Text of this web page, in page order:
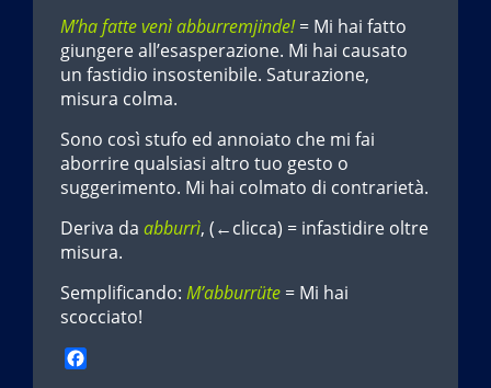
M’ha fatte venì abburremjinde!= Mi hai fatto
giungere all’esasperazione. Mi hai causato
un fastidio insostenibile. Saturazione,
misura colma.
Sono così stufo ed annoiato che mi fai
aborrire qualsiasi altro tuo gesto o
suggerimento. Mi hai colmato di contrarietà.
Deriva da abburrì, (←clicca) = infastidire oltre
misura.
Semplificando: M’abburrüte = Mi hai
scocciato!